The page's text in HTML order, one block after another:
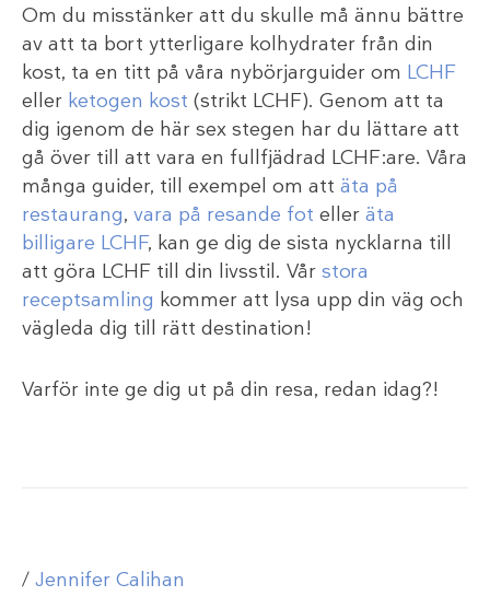
Om du misstänker att du skulle må ännu bättre
av att ta bort ytterligare kolhydrater från din
kost, ta en titt på våra nybörjarguider om LCHF
eller ketogen kost (strikt LCHF). Genom att ta
dig igenom de här sex stegen har du lättare att
gå över till att vara en fullfjädrad LCHF:are. Våra
många guider, till exempel om att äta på
restaurang, vara på resande fot eller äta
billigare LCHF, kan ge dig de sista nycklarna till
att göra LCHF till din livsstil. Vår stora
receptsamling kommer att lysa upp din väg och
vägleda dig till rätt destination!
Varför inte ge dig ut på din resa, redan idag?!
/ Jennifer Calihan